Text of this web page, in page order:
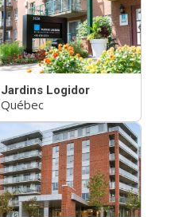
Jardins Logidor
Québec